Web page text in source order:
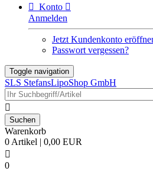
 Konto 
Anmelden
Jetzt Kundenkonto
Passwort vergessen?
Toggle navigation
SLS StefansLipoShop GmbH

Warenkorb
0 Artikel | 0,00 EUR

0